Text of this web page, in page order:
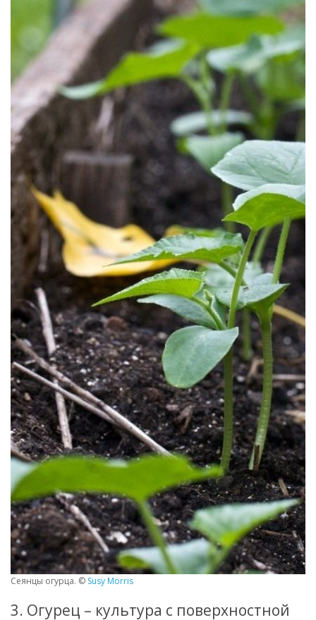
Сеянцы огурца. © Susy Morris
3. Огурец – культура с поверхностной